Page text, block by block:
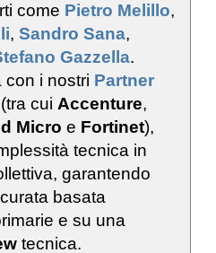
come Pietro Melillo,
, Sandro Sana,
Gazzella.
con i nostri Partner
(tra cui Accenture,
Micro e Fortinet),
tecnica in
garantendo
basata
e su una
tecnica.